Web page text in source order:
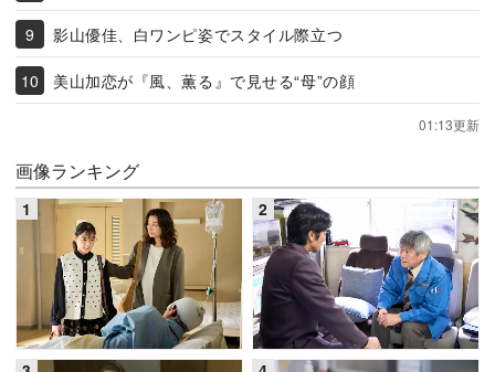
影山優佳、白ワンピ姿でスタイル際立つ
美山加恋が『風、薫る』で見せる“母”の顔
01:13更新
画像ランキング